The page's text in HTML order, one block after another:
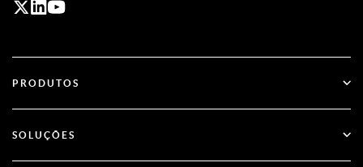
PRODUTOS
SecurID
SOLUÇÕES